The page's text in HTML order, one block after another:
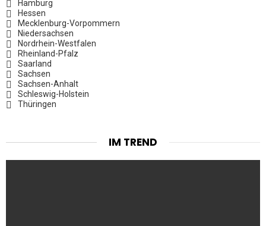
Hamburg
Hessen
Mecklenburg-Vorpommern
Niedersachsen
Nordrhein-Westfalen
Rheinland-Pfalz
Saarland
Sachsen
Sachsen-Anhalt
Schleswig-Holstein
Thüringen
IM TREND